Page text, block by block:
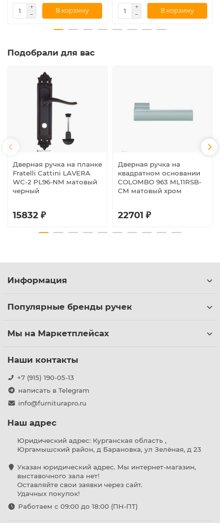
В корзину В корзину
Подобрали для вас
Дверная ручка на планке
Fratelli Cattini LAVERA
WC-2 PL96-NM матовый
черный
15832 ₽
Дверная ручка на
квадратном основании
COLOMBO 963 ML11RSB-
CM матовый хром
22701 ₽
Информация
Популярные бренды ручек
Мы на Маркетплейсах
Наши контакты
+7 (915) 190-05-13
написать в Telegram
info@furniturapro.ru
Наш адрес
Юридический адрес: Курганская область ,
Юргамышский район, д Барановка, ул Зелёная, д 23
Указан юридический адрес. Мы интернет-магазин,
выставочного зала нет!
Оставляйте свои заявки через сайт.
Удачных покупок!
Работаем с 09:00 до 18:00 (ПН-ПТ)